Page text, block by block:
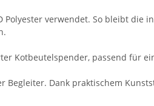
Polyester verwendet. So bleibt die
Kotbeutelspender, passend für
Begleiter. Dank praktischem